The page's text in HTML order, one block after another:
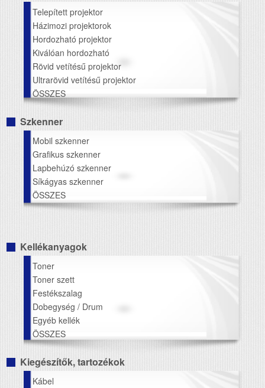
Telepített projektor
Házimozi projektorok
Hordozható projektor
Kiválóan hordozható
Rövid vetítésű projektor
Ultrarövid vetítésű projektor
ÖSSZES
Szkenner
Mobil szkenner
Grafikus szkenner
Lapbehúzó szkenner
Síkágyas szkenner
ÖSSZES
Kellékanyagok
Toner
Toner szett
Festékszalag
Dobegység / Drum
Egyéb kellék
ÖSSZES
Kiegészítők, tartozékok
Kábel